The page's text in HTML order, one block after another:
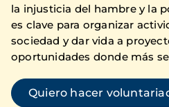
la injusticia del hambre y la
es clave para organizar
sociedad y dar vida a
oportunidades donde más
Quiero hacer